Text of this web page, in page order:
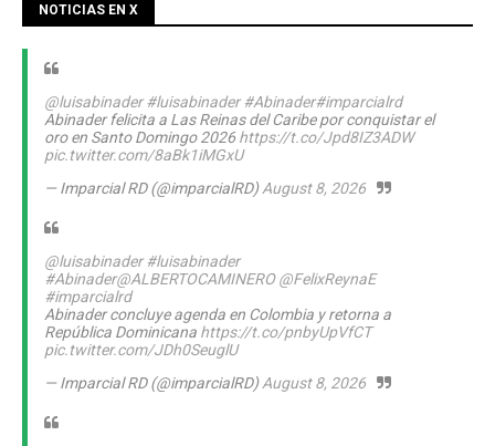
NOTICIAS EN X
@luisabinader #luisabinader #Abinader#imparcialrd
Abinader felicita a Las Reinas del Caribe por conquistar el
oro en Santo Domingo 2026 https://t.co/Jpd8IZ3ADW
pic.twitter.com/8aBk1iMGxU
— Imparcial RD (@imparcialRD)August 8, 2026
@luisabinader #luisabinader
#Abinader@ALBERTOCAMINERO @FelixReynaE
#imparcialrd
Abinader concluye agenda en Colombia y retorna a
República Dominicana https://t.co/pnbyUpVfCT
pic.twitter.com/JDh0SeuglU
— Imparcial RD (@imparcialRD)August 8, 2026